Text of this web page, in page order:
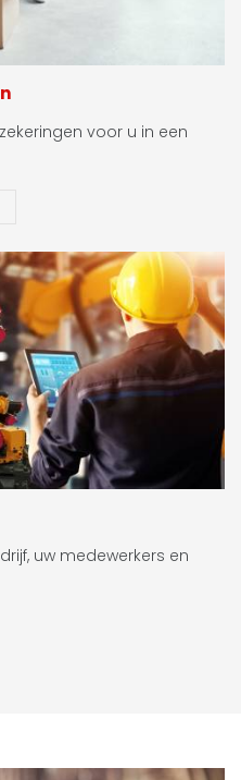
voor u in een
uw medewerkers en